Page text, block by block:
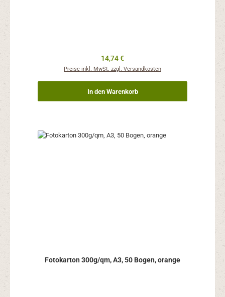
Regulärer Preis:
14,74 €
Preise inkl. MwSt. zzgl. Versandkosten
In den Warenkorb
Fotokarton 300g/qm, A3, 50 Bogen, orange